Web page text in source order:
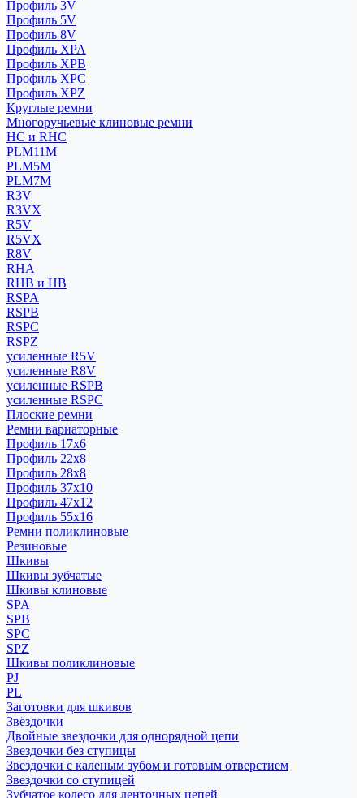
Профиль 3V
Профиль 5V
Профиль 8V
Профиль XPA
Профиль XPB
Профиль XPC
Профиль XPZ
Круглые ремни
Многоручьевые клиновые ремни
HC и RHC
PLM11M
PLM5M
PLM7M
R3V
R3VX
R5V
R5VX
R8V
RHA
RHB и HB
RSPA
RSPB
RSPC
RSPZ
усиленные R5V
усиленные R8V
усиленные RSPB
усиленные RSPC
Плоские ремни
Ремни вариаторные
Профиль 17x6
Профиль 22x8
Профиль 28x8
Профиль 37x10
Профиль 47x12
Профиль 55x16
Ремни поликлиновые
Резиновые
Шкивы
Шкивы зубчатые
Шкивы клиновые
SPA
SPB
SPC
SPZ
Шкивы поликлиновые
PJ
PL
Заготовки для шкивов
Звёздочки
Двойные звездочки для однорядной цепи
Звездочки без ступицы
Звездочки с каленым зубом и готовым отверстием
Звездочки со ступицей
Зубчатое колесо для ленточных цепей